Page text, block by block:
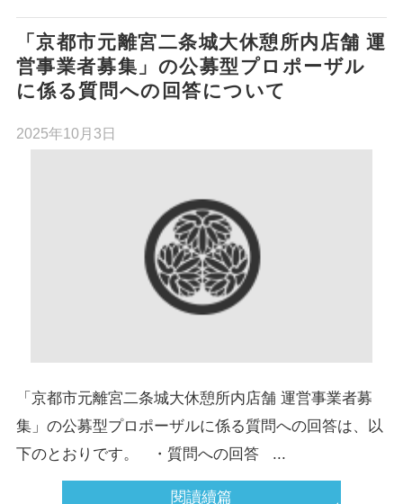
「京都市元離宮二条城大休憩所内店舗 運
営事業者募集」の公募型プロポーザル
に係る質問への回答について
2025年10月3日
「京都市元離宮二条城大休憩所内店舗 運営事業者募
集」の公募型プロポーザルに係る質問への回答は、以
下のとおりです。 ・質問への回答 ...
閱讀續篇